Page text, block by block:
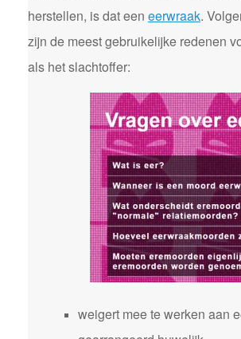
herstellen, is dat een eerwraak.
zijn de meest gebruikelijke redenen
als het slachtoffer:
weigert mee te werken aan